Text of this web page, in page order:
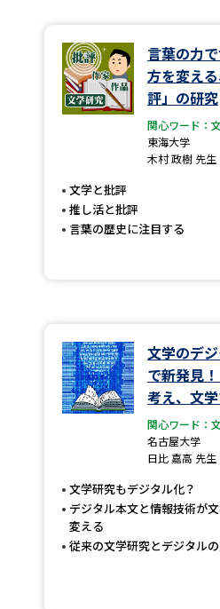
言葉の力
方を変え
評」の研究
関心ワード：
東海大学
木村 政樹 先生
文学と批評
推し活と批評
言葉の歴史に注目する
文学のデ
で新発見
考え、文
関心ワード：
名古屋大学
日比 嘉高 先生
文学研究もデジタル化？
デジタル本文と情報技術が
変える
従来の文学研究とデジタル